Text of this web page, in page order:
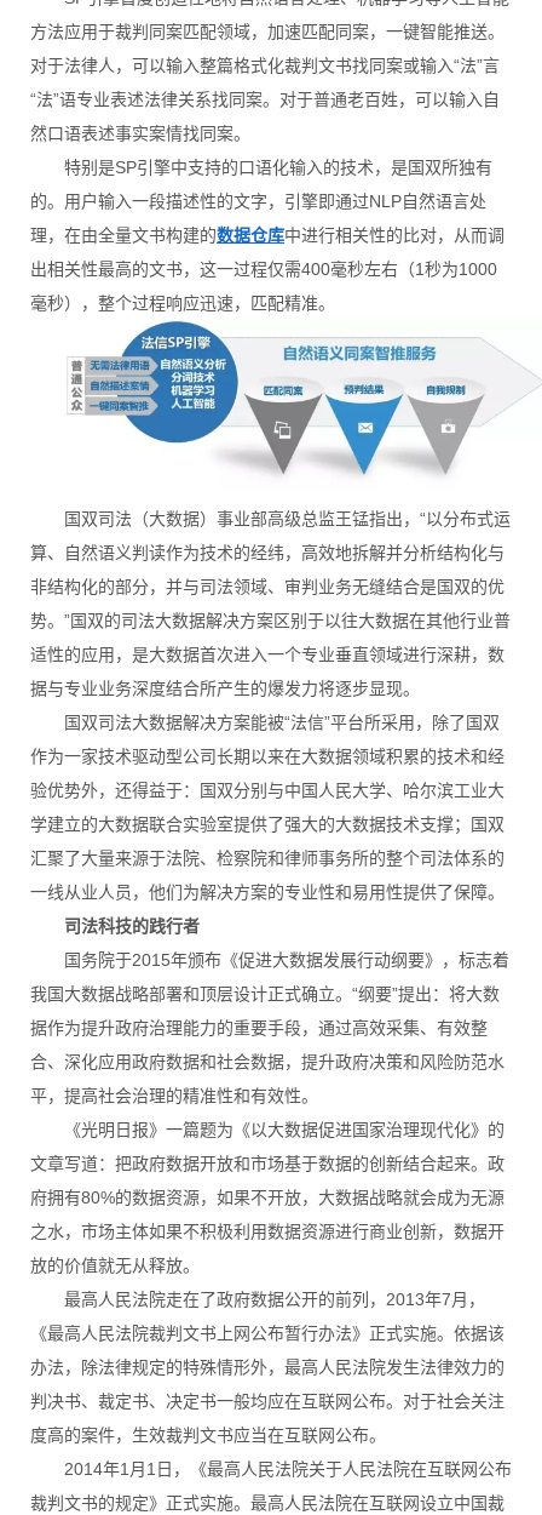
方法应用于裁判同案匹配领域，加速匹配同案，一键智能推送。
对于法律人，可以输入整篇格式化裁判文书找同案或输入“法”言
“法”语专业表述法律关系找同案。对于普通老百姓，可以输入自
然口语表述事实案情找同案。
特别是SP引擎中支持的口语化输入的技术，是国双所独有
的。用户输入一段描述性的文字，引擎即通过NLP自然语言处
理，在由全量文书构建的数据仓库中进行相关性的比对，从而调
出相关性最高的文书，这一过程仅需400毫秒左右（1秒为1000
毫秒），整个过程响应迅速，匹配精准。
国双司法（大数据）事业部高级总监王锰指出，“以分布式运
算、自然语义判读作为技术的经纬，高效地拆解并分析结构化与
非结构化的部分，并与司法领域、审判业务无缝结合是国双的优
势。”国双的司法大数据解决方案区别于以往大数据在其他行业普
适性的应用，是大数据首次进入一个专业垂直领域进行深耕，数
据与专业业务深度结合所产生的爆发力将逐步显现。
国双司法大数据解决方案能被“法信”平台所采用，除了国双
作为一家技术驱动型公司长期以来在大数据领域积累的技术和经
验优势外，还得益于：国双分别与中国人民大学、哈尔滨工业大
学建立的大数据联合实验室提供了强大的大数据技术支撑；国双
汇聚了大量来源于法院、检察院和律师事务所的整个司法体系的
一线从业人员，他们为解决方案的专业性和易用性提供了保障。
司法科技的践行者
国务院于2015年颁布《促进大数据发展行动纲要》，标志着
我国大数据战略部署和顶层设计正式确立。“纲要”提出：将大数
据作为提升政府治理能力的重要手段，通过高效采集、有效整
合、深化应用政府数据和社会数据，提升政府决策和风险防范水
平，提高社会治理的精准性和有效性。
《光明日报》一篇题为《以大数据促进国家治理现代化》的
文章写道：把政府数据开放和市场基于数据的创新结合起来。政
府拥有80%的数据资源，如果不开放，大数据战略就会成为无源
之水，市场主体如果不积极利用数据资源进行商业创新，数据开
放的价值就无从释放。
最高人民法院走在了政府数据公开的前列，2013年7月，
《最高人民法院裁判文书上网公布暂行办法》正式实施。依据该
办法，除法律规定的特殊情形外，最高人民法院发生法律效力的
判决书、裁定书、决定书一般均应在互联网公布。对于社会关注
度高的案件，生效裁判文书应当在互联网公布。
2014年1月1日，《最高人民法院关于人民法院在互联网公布
裁判文书的规定》正式实施。最高人民法院在互联网设立中国裁